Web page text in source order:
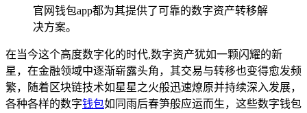
官网钱包app都为其提供了可靠的数字资产转移解
决方案。
在当今这个高度数字化的时代,数字资产犹如一颗闪耀的新
星，在金融领域中逐渐崭露头角，其交易与转移也变得愈发频
繁，随着区块链技术如星星之火般迅速燎原并持续深入发展，
各种各样的数字钱包如同雨后春笋般应运而生，这些数字钱包